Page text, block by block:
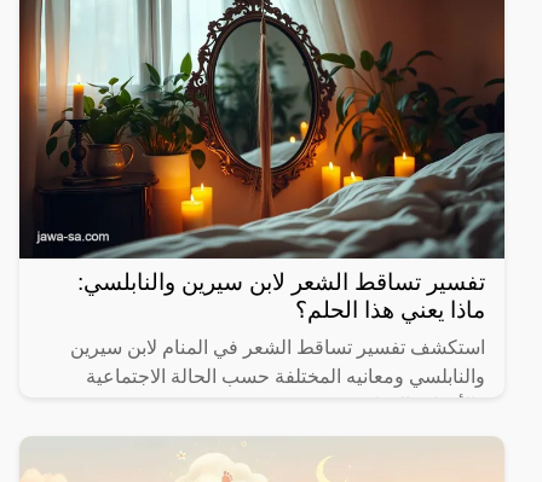
تفسير تساقط الشعر لابن سيرين والنابلسي:
ماذا يعني هذا الحلم؟
استكشف تفسير تساقط الشعر في المنام لابن سيرين
والنابلسي ومعانيه المختلفة حسب الحالة الاجتماعية